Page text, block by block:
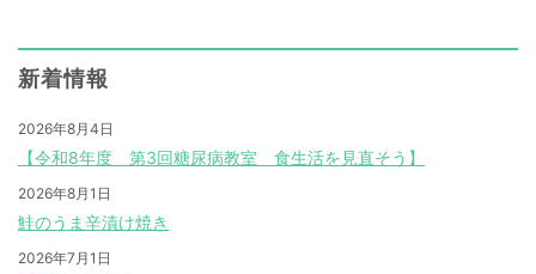
新着情報
【令和8年度 第3回糖尿病教室 食生活を見直そう】
2026年8月4日
鮭のうま辛漬け焼き
2026年8月1日
2026年7月1日